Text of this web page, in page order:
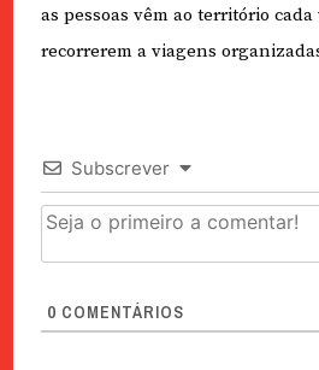
as pessoas vêm ao território cada
recorrerem a viagens
Subscrever
0 COMENTÁRIOS